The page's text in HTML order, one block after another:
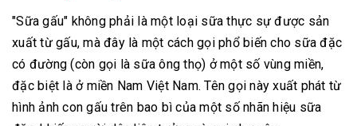
"Sữa gấu" không phải là một loại sữa thực sự được sản
xuất từ gấu, mà đây là một cách gọi phổ biến cho sữa đặc
có đường (còn gọi là sữa ông thọ) ở một số vùng miền,
đặc biệt là ở miền Nam Việt Nam. Tên gọi này xuất phát từ
hình ảnh con gấu trên bao bì của một số nhãn hiệu sữa